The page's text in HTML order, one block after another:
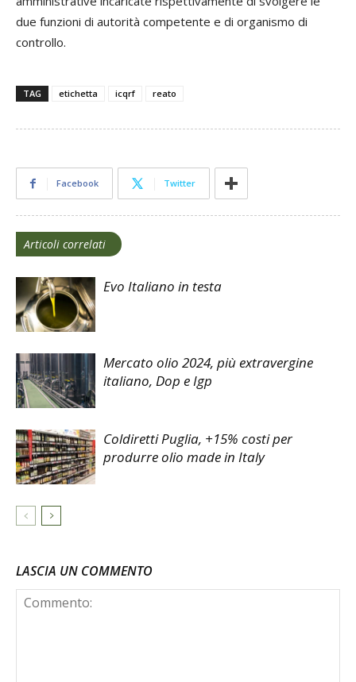
due funzioni di autorità competente e di organismo di
controllo.
TAG etichetta icqrf reato
Facebook Twitter
Articoli correlati
Evo Italiano in testa
Mercato olio 2024, più extravergine
italiano, Dop e Igp
Coldiretti Puglia, +15% costi per
produrre olio made in Italy
LASCIA UN COMMENTO